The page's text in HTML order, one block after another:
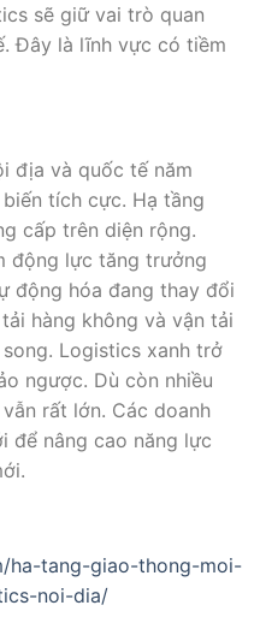
sẽ giữ vai trò quan
Đây là lĩnh vực có tiềm
địa và quốc tế năm
tích cực. Hạ tầng
cấp trên diện rộng.
động lực tăng trưởng
động hóa đang thay đổi
hàng không và vận tải
Logistics xanh trở
ngược. Dù còn nhiều
rất lớn. Các doanh
để nâng cao năng lực
ha-tang-giao-thong-moi-
noi-dia/